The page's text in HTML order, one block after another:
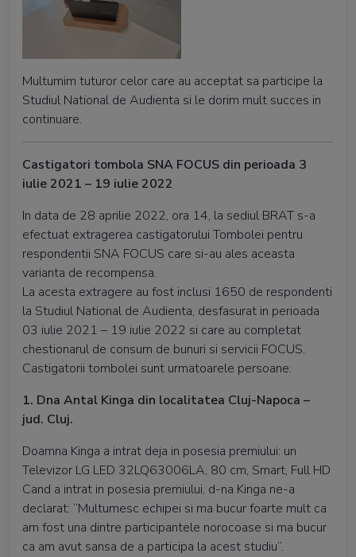
Multumim tuturor celor care au acceptat sa participe la
Studiul National de Audienta si le dorim mult succes in
continuare.
Castigatori tombola SNA FOCUS din perioada 3
iulie 2021 – 19 iulie 2022
In data de 28 aprilie 2022, ora 14, la sediul BRAT s-a
efectuat extragerea castigatorului Tombolei pentru
respondentii SNA FOCUS care si-au ales aceasta
varianta de recompensa.
La acesta extragere au fost inclusi 1650 de respondenti
la Studiul National de Audienta, desfasurat in perioada
03 iulie 2021 – 19 iulie 2022 si care au completat
chestionarul de consum de bunuri si servicii FOCUS.
Castigatorii tombolei sunt urmatoarele persoane:
1. Dna Antal Kinga din localitatea Cluj-Napoca –
jud. Cluj.
Doamna Kinga a intrat deja in posesia premiului: un
Televizor LG LED 32LQ63006LA, 80 cm, Smart, Full HD
Cand a intrat in posesia premiului, d-na Kinga ne-a
declarat: “Multumesc echipei si ma bucur foarte mult ca
am fost una dintre participantele norocoase si ma bucur
ca am avut sansa de a participa la acest studiu”.